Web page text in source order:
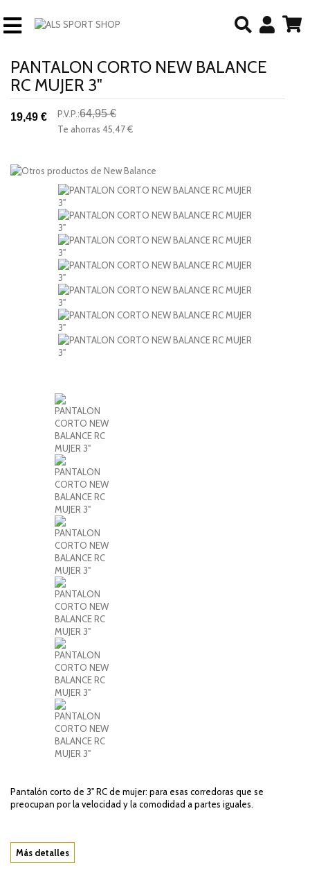
PANTALON CORTO NEW BALANCE
RC MUJER 3"
19,49 € P.V.P.:64,95 €
Te ahorras 45,47 €
Pantalón corto de 3" RC de mujer: para esas corredoras que se
preocupan por la velocidad y la comodidad a partes iguales.
Más detalles